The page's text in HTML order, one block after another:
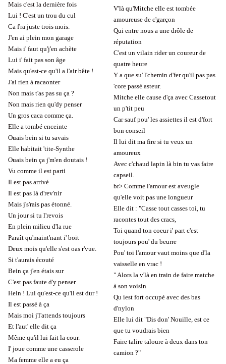
Mais c'est la dernière fois
Lui ! C'est un trou du cul
Ca f'ra juste trois mois.
J'en ai plein mon garage
Mais i' faut qu'j'en achète
Lui i' fait pas son âge
Mais qu'est-ce qu'il a l'air bête !
J'ai rien à racaonter
Non mais t'as pas su ça ?
Non mais rien qu'dy penser
Un gros caca comme ça.
Elle a tombé enceinte
Ouais bein si tu savais
Elle habitait 'tite-Synthe
Ouais bein ça j'm'en doutais !
Vu comme il est parti
Il est pas arrivé
Il est pas là d'rev'nir
Mais j's'rais pas étonné.
Un jour si tu l'revois
En plein milieu d'la rue
Paraît qu'maint'nant i' boit
Deux mois qu'elle s'est oas r'vue.
Si t'aurais écouté
Bein ça j'en étais sur
C'est pas faute d'y penser
Hein ! Lui qu'est-ce qu'il est dur !
Il est passé à ça
Mais moi j'l'attends toujours
Et l'aut' elle dit ça
Même qu'il lui fait la cour.
I' joue comme une casserole
Ma femme elle a eu ça
V'là qu'Mitche elle est tombée
amoureuse de c'garçon
Qui entre nous a une drôle de
réputation
C'est un vilain rider un coureur de
quatre heure
Y a que su' l'chemin d'fer qu'il pas pas
'core passé asteur.
Mitche elle cause d'ça avec Cassetout
un p'tit peu
Car sauf pou' les assiettes il est d'fort
bon conseil
Il lui dit ma fire si tu veux un
amoureux
Avec c'chaud lapin là bin tu vas faire
capseil.
br> Comme l'amour est aveugle
qu'elle voit pas une longueur
Elle dit : "Casse tout casses toi, tu
racontes tout des cracs,
Toi quand ton coeur i' part c'est
toujours pou' du beurre
Pou' toi l'amour vaut moins que d'la
vaisselle en vrac !
" Alors la v'là en train de faire matche
à son voisin
Qu iest fort occupé avec des bas
d'nylon
Elle lui dit "Dis don' Nouille, est ce
que tu voudrais bien
Faire talire taloure à deux dans ton
camion ?"